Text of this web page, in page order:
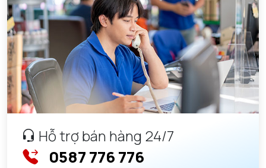
Hỗ trợ bán hàng 24/7
0587 776 776